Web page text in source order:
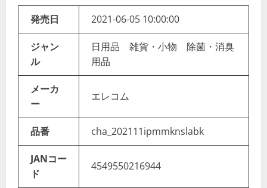
発売日 2021-06-05 10:00:00
ジャン
ル
日用品 雑貨・小物 除菌・消臭
用品
メーカ
ー
エレコム
品番 cha_202111ipmmknslabk
JANコー
ド
4549550216944